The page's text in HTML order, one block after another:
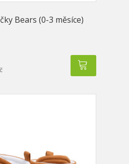
Bears (0-3 měsíce)